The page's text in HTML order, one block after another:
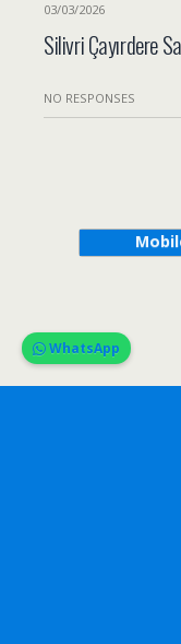
03/03/2026
Silivri Çayırdere
NO RESPONSES
WhatsApp